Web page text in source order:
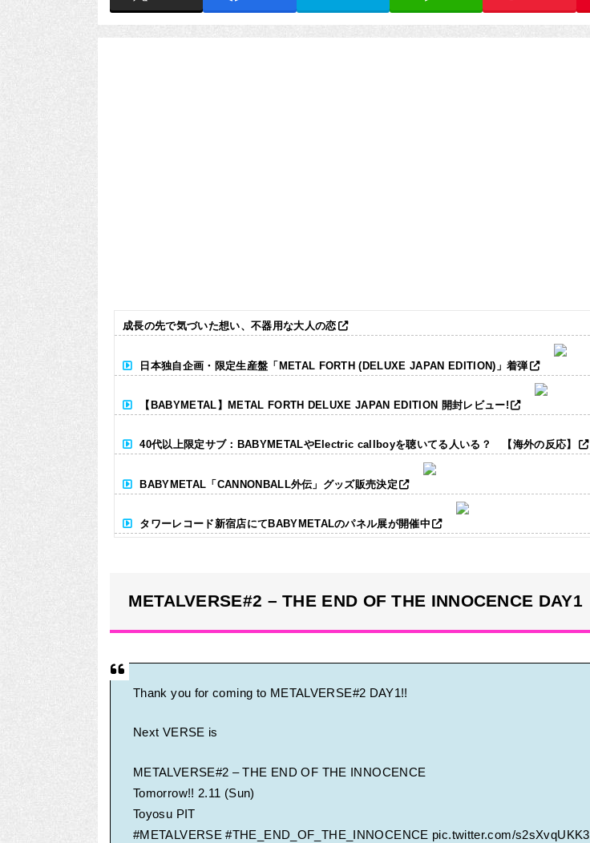
成長の先で気づいた想い、不器用な大人の恋
日本独自企画・限定生産盤「METAL FORTH (DELUXE JAPAN EDITION)」着弾
【BABYMETAL】METAL FORTH DELUXE JAPAN EDITION 開封レビュー!
40代以上限定サブ：BABYMETALやElectric callboyを聴いてる人いる？ 【海外の反応】
BABYMETAL「CANNONBALL外伝」グッズ販売決定
タワーレコード新宿店にてBABYMETALのパネル展が開催中
METALVERSE#2 – THE END OF THE INNOCENCE DAY1
Thank you for coming to METALVERSE#2 DAY1!!
Next VERSE is
METALVERSE#2 – THE END OF THE INNOCENCE
Tomorrow!! 2.11 (Sun)
Toyosu PIT
#METALVERSE #THE_END_OF_THE_INNOCENCE pic.twitter.com/s2sXvqUKK3